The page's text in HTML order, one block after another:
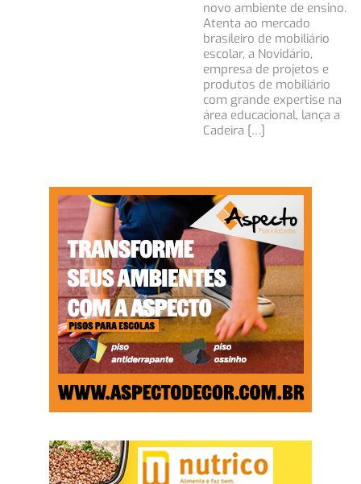
novo ambiente de ensino.
Atenta ao mercado
brasileiro de mobiliário
escolar, a Novidário,
empresa de projetos e
produtos de mobiliário
com grande expertise na
área educacional, lança a
Cadeira […]